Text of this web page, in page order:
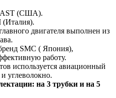
(США).
(Италия).
двигателя выполнен из
SMC ( Япония),
работу.
используется авиационный
углеволокно.
на 3 трубки и на 5